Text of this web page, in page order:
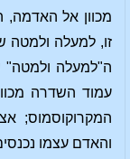
מכוון אל
זו, למעלה ולמטה
ה"למעלה ולמטה"
עמוד השדרה
המקרוקוסמוס;
והאדם עצמו